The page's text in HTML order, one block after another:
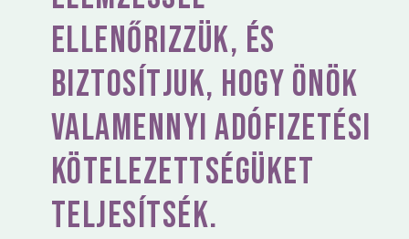
ellenőrizzük, és
biztosítjuk, hogy Önök
valamennyi adófizetési
kötelezettségüket
teljesítsék.